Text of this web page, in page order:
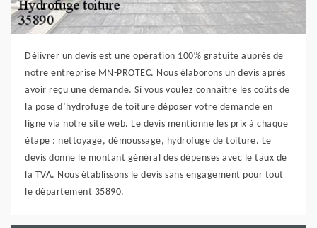
Délivrer un devis est une opération 100% gratuite auprès de
notre entreprise MN-PROTEC. Nous élaborons un devis après
avoir reçu une demande. Si vous voulez connaitre les coûts de
la pose d’hydrofuge de toiture déposer votre demande en
ligne via notre site web. Le devis mentionne les prix à chaque
étape : nettoyage, démoussage, hydrofuge de toiture. Le
devis donne le montant général des dépenses avec le taux de
la TVA. Nous établissons le devis sans engagement pour tout
le département 35890.